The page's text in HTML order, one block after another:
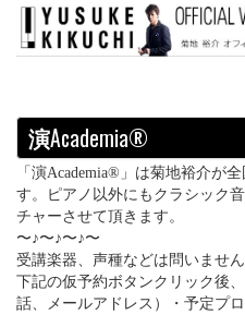
演Academia®
「演Academia®」は菊地裕介が
す。ピアノ以外にもクラシック
チャーさせて頂きます。
〜♪〜♪〜♪〜
受講楽器、声種などは問いません
下記の仮予約ボタンクリック後
話、メールアドレス）・予定プ